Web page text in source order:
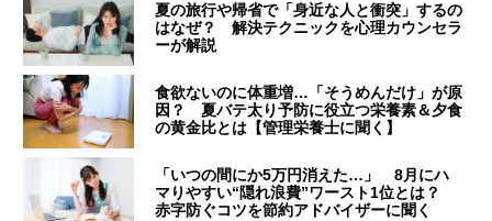
夏の旅行や帰省で「身近な人と衝突」するの
はなぜ？ 解決テクニックを心理カウンセラ
ーが解説
食欲ないのに体重増…「そうめんだけ」が原
因？ 夏バテ太り予防に役立つ栄養素＆夕食
の黄金比とは【管理栄養士に聞く】
「いつの間にか5万円消えた…」 8月にハ
マりやすい“隠れ浪費”ワースト1位とは？
赤字防ぐコツを節約アドバイザーに聞く